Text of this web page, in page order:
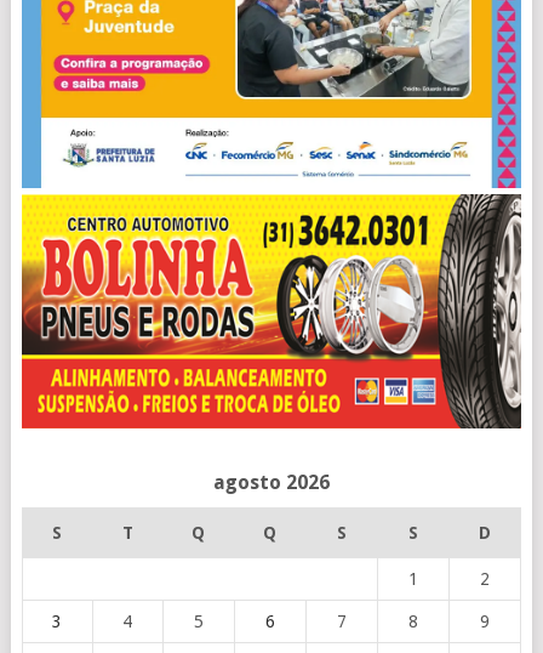
agosto 2026
S T Q Q S S D
1 2
3 4 5 6 7 8 9